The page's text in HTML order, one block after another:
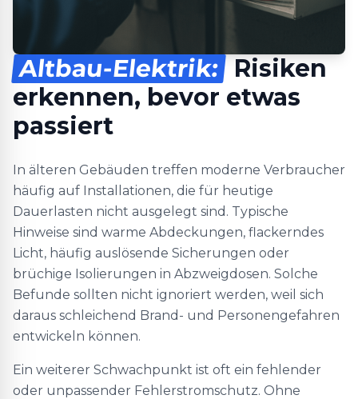
Altbau-Elektrik: Risiken
erkennen, bevor etwas
passiert
In älteren Gebäuden treffen moderne Verbraucher
häufig auf Installationen, die für heutige
Dauerlasten nicht ausgelegt sind. Typische
Hinweise sind warme Abdeckungen, flackerndes
Licht, häufig auslösende Sicherungen oder
brüchige Isolierungen in Abzweigdosen. Solche
Befunde sollten nicht ignoriert werden, weil sich
daraus schleichend Brand- und Personengefahren
entwickeln können.
Ein weiterer Schwachpunkt ist oft ein fehlender
oder unpassender Fehlerstromschutz. Ohne